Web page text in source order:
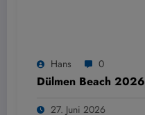
Hans 0
Dülmen Beach 2026
27. Juni 2026